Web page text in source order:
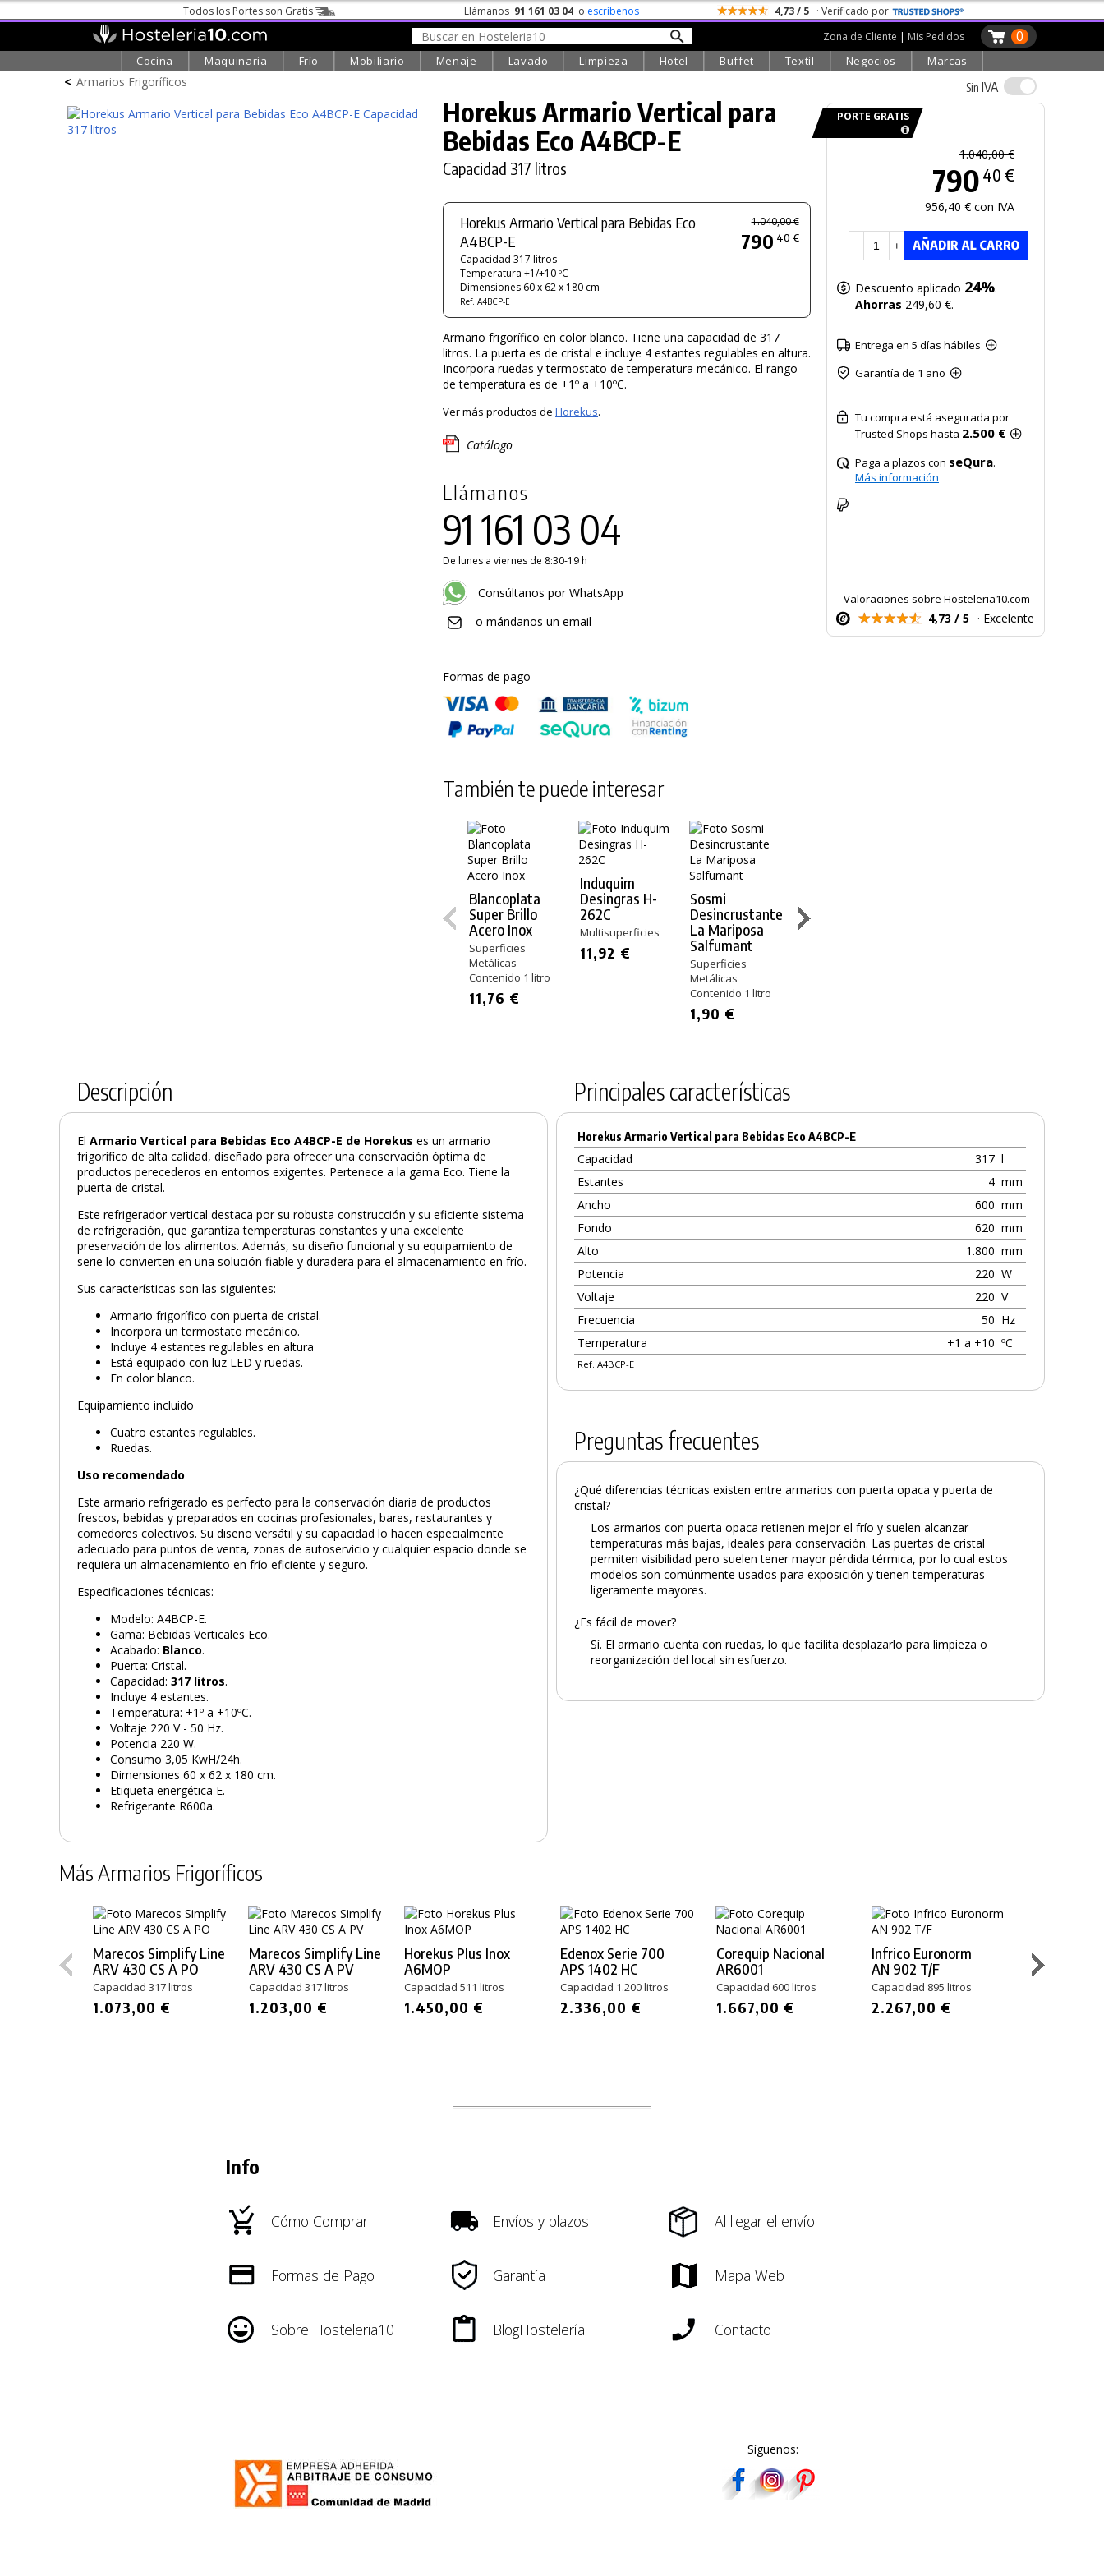
Todos los Portes son Gratis Llámanos 91 161 03 04 o escríbenos 4,73 / 5 · Verificado por
0
Zona de Cliente | Mis Pedidos
Cocina Maquinaria Frío Mobiliario Menaje Lavado Limpieza Hotel Buffet Textil Negocios Marcas
< Armarios Frigoríficos
PRODUCTO AÑADIDO AL CARRITO
Horekus Armario Vertical para
Bebidas Eco A4BCP-E
Capacidad 317 litros
Horekus Armario Vertical para Bebidas Eco
A4BCP-E
Capacidad 317 litros
Temperatura +1/+10 ºC
Dimensiones 60 x 62 x 180 cm
Ref. A4BCP-E
1.040,00 €
790 40 €
Armario frigorífico en color blanco. Tiene una capacidad de 317
litros. La puerta es de cristal e incluye 4 estantes regulables en altura.
Incorpora ruedas y termostato de temperatura mecánico. El rango
de temperatura es de +1º a +10ºC.
Ver más productos de Horekus.
Catálogo
Llámanos
91 161 03 04
De lunes a viernes de 8:30-19 h
Consúltanos por WhatsApp
o mándanos un email
Formas de pago
También te puede interesar
Blancoplata
Super Brillo
Acero Inox
Superficies
Metálicas
Contenido 1 litro
11,76 €
Induquim
Desingras H-
262C
Multisuperficies
11,92 €
Sosmi
Desincrustante
La Mariposa
Salfumant
Superficies
Metálicas
Contenido 1 litro
1,90 €
Desinfectante
Biofresh Bac H-
Sin IVA
PORTE GRATIS
1.040,00 €
790 40 €
956,40 € con IVA
– +
Descuento aplicado 24%.
Ahorras 249,60 €.
Entrega en 5 días hábiles
Garantía de 1 año
Tu compra está asegurada por
Trusted Shops hasta 2.500 €
Paga a plazos con seQura.
Más información
Valoraciones sobre Hosteleria10.com
4,73 / 5 · Excelente
Descripción
El Armario Vertical para Bebidas Eco A4BCP-E de Horekus es un armario
frigorífico de alta calidad, diseñado para ofrecer una conservación óptima de
productos perecederos en entornos exigentes. Pertenece a la gama Eco. Tiene la
puerta de cristal.
Este refrigerador vertical destaca por su robusta construcción y su eficiente sistema
de refrigeración, que garantiza temperaturas constantes y una excelente
preservación de los alimentos. Además, su diseño funcional y su equipamiento de
serie lo convierten en una solución fiable y duradera para el almacenamiento en frío.
Sus características son las siguientes:
Armario frigorífico con puerta de cristal.
Incorpora un termostato mecánico.
Incluye 4 estantes regulables en altura
Está equipado con luz LED y ruedas.
En color blanco.
Equipamiento incluido
Cuatro estantes regulables.
Ruedas.
Uso recomendado
Este armario refrigerado es perfecto para la conservación diaria de productos
frescos, bebidas y preparados en cocinas profesionales, bares, restaurantes y
comedores colectivos. Su diseño versátil y su capacidad lo hacen especialmente
adecuado para puntos de venta, zonas de autoservicio y cualquier espacio donde se
requiera un almacenamiento en frío eficiente y seguro.
Especificaciones técnicas:
Modelo: A4BCP-E.
Gama: Bebidas Verticales Eco.
Acabado: Blanco.
Puerta: Cristal.
Capacidad:317 litros.
Incluye 4 estantes.
Temperatura: +1º a +10ºC.
Voltaje 220 V - 50 Hz.
Potencia 220 W.
Consumo 3,05 KwH/24h.
Dimensiones 60 x 62 x 180 cm.
Etiqueta energética E.
Refrigerante R600a.
Principales características
Horekus Armario Vertical para Bebidas Eco A4BCP-E
Capacidad 317 l
Estantes
4 mm
Ancho
600 mm
Fondo
620 mm
Alto
1.800 mm
Potencia
220 W
Voltaje
220 V
Frecuencia
50 Hz
Temperatura
+1 a +10 ºC
Ref. A4BCP-E
Preguntas frecuentes
¿Qué diferencias técnicas existen entre armarios con puerta opaca y puerta de
cristal?
Los armarios con puerta opaca retienen mejor el frío y suelen alcanzar
temperaturas más bajas, ideales para conservación. Las puertas de cristal
permiten visibilidad pero suelen tener mayor pérdida térmica, por lo cual estos
modelos son comúnmente usados para exposición y tienen temperaturas
ligeramente mayores.
¿Es fácil de mover?
Sí. El armario cuenta con ruedas, lo que facilita desplazarlo para limpieza o
reorganización del local sin esfuerzo.
Más Armarios Frigoríficos
Marecos Simplify Line
ARV 430 CS A PO
Capacidad 317 litros
1.073,00 €
Marecos Simplify Line
ARV 430 CS A PV
Capacidad 317 litros
1.203,00 €
Horekus Plus Inox
A6MOP
Capacidad 511 litros
1.450,00 €
Edenox Serie 700
APS 1402 HC
Capacidad 1.200 litros
2.336,00 €
Corequip Nacional
AR6001
Capacidad 600 litros
1.667,00 €
Infrico Euronorm
AN 902 T/F
Capacidad 895 litros
2.267,00 €
Infrico AP
Capacidad
Info
Cómo Comprar Envíos y plazos Al llegar el envío
Formas de Pago Garantía Mapa Web
Sobre Hosteleria10 BlogHostelería Contacto
Síguenos: